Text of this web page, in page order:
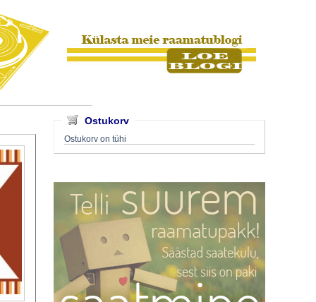
Ostukorv
Ostukorv on tühi